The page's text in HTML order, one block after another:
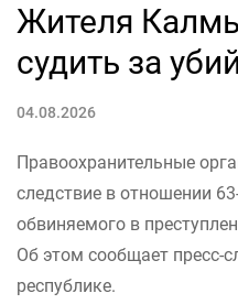
Жителя
судить за
04.08.2026
Правоохранительные
следствие в отношении
обвиняемого в
Об этом сообщает пресс-
республике.